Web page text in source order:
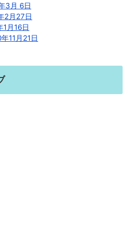
3月 6日
2月27日
月16日
11月21日